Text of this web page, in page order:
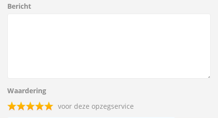
Bericht
Waardering
voor deze opzegservice